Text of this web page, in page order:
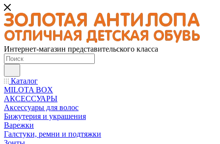
Интернет-магазин представительского класса
Каталог
MILOTA BOX
АКСЕССУАРЫ
Аксессуары для волос
Бижутерия и украшения
Варежки
Галстуки, ремни и подтяжки